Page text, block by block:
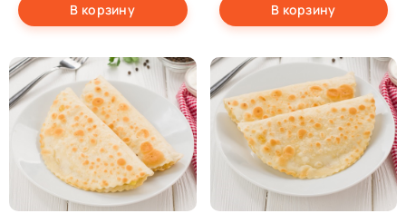
В корзину В корзину